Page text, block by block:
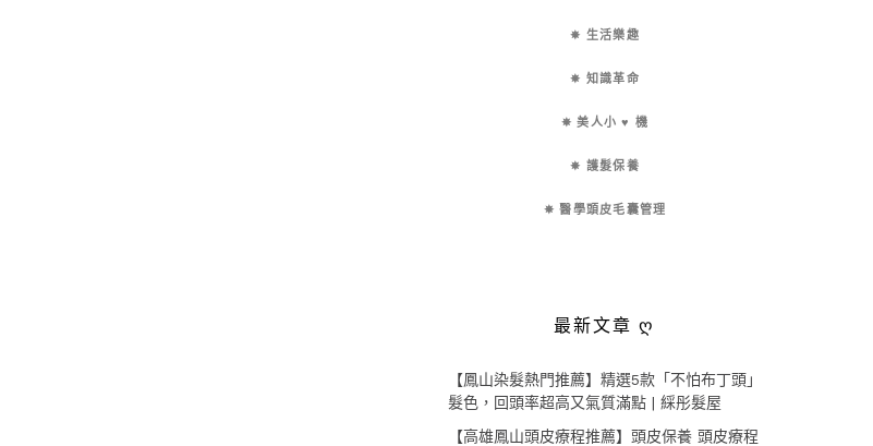
✵ 生活樂趣
✵ 知識革命
✵ 美人小 ♥ 機
✵ 護髮保養
✵ 醫學頭皮毛囊管理
最新文章 ღ
【鳳山染髮熱門推薦】精選5款「不怕布丁頭」
髮色，回頭率超高又氣質滿點 | 綵彤髮屋
【高雄鳳山頭皮療程推薦】頭皮保養 頭皮療程